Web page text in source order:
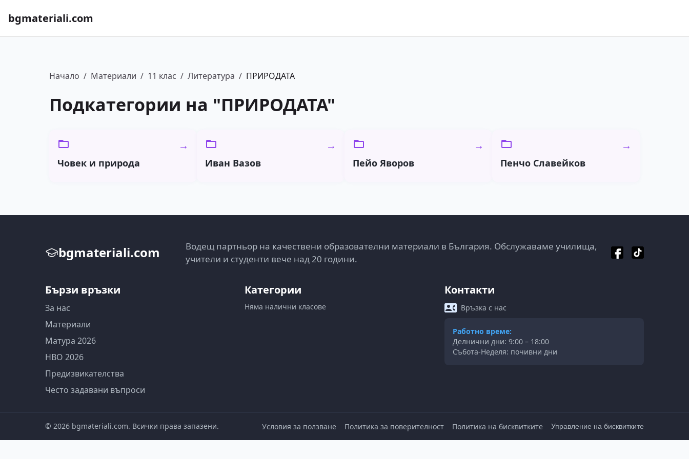
bgmateriali.com
Начало / Материали / 11 клас / Литература / ПРИРОДАТА
Подкатегории на "ПРИРОДАТА"
Човек и природа
→
Иван Вазов
→
Пейо Яворов
→
Пенчо Славейков
→
bgmateriali.com
Водещ партньор на качествени образователни материали в България. Обслужаваме училища,
учители и студенти вече над 20 години.
Бързи връзки
За нас
Материали
Матура 2026
НВО 2026
Предизвикателства
Често задавани въпроси
Категории
Няма налични класове
Контакти
Връзка с нас
Работно време:
Делнични дни: 9:00 – 18:00
Събота-Неделя: почивни дни
© 2026 bgmateriali.com. Всички права запазени. Условия за ползване Политика за поверителност Политика на бисквитките Управление на бисквитките